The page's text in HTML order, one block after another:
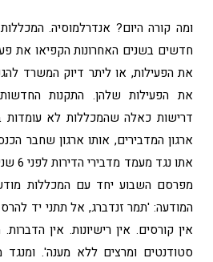
ומה קורה היום? אנדרלמוסיה.
חדשים בשנים האחרונות הקפיאו את
את הפעילות, או ליתר דיוק המשרד
את הפעילות שלהן. התקנות
דרישות כאלה שהמכללות לא עומדות
ארגון המדבירים, אותו ארגון שחבר
אתו
מפרסם השבוע יחד עם המכללות
המודעה: 'תמר זנדברג, אל תתני יד
אין קורסים. אין רישיונות. אין
סטודנטים ומרצים ללא מענה'. ומנגד